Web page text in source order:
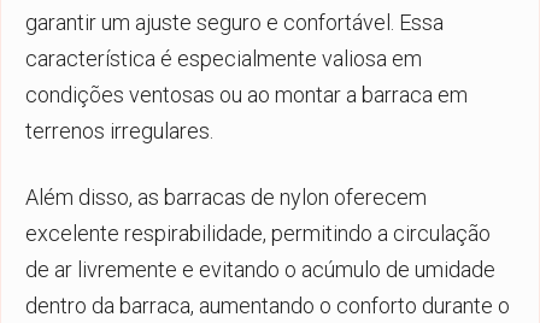
garantir um ajuste seguro e confortável. Essa
característica é especialmente valiosa em
condições ventosas ou ao montar a barraca em
terrenos irregulares.
Além disso, as barracas de nylon oferecem
excelente respirabilidade, permitindo a circulação
de ar livremente e evitando o acúmulo de umidade
dentro da barraca, aumentando o conforto durante o